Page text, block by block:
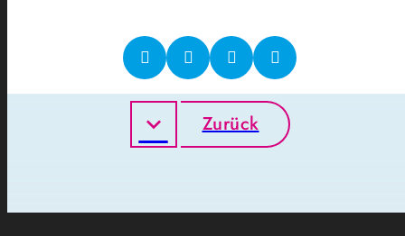
Zurück